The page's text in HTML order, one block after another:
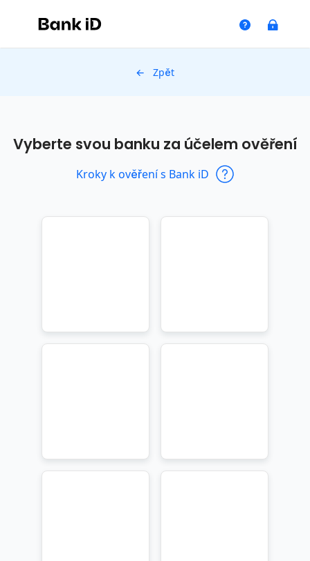
← Zpět
Vyberte svou banku za účelem ověření
Kroky k ověření s Bank iD